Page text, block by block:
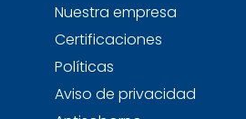
Nuestra empresa
Certificaciones
Políticas
Aviso de privacidad